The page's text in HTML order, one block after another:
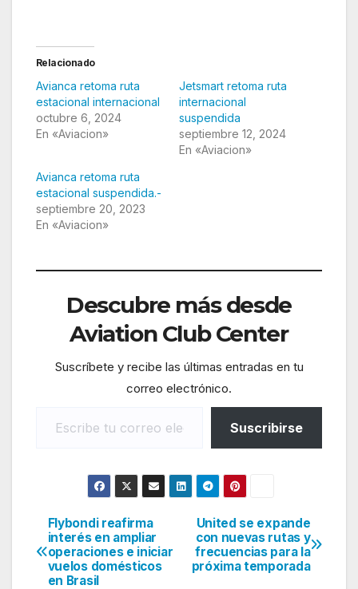
Relacionado
Avianca retoma ruta
estacional internacional
octubre 6, 2024
En «Aviacion»
Jetsmart retoma ruta
internacional
suspendida
septiembre 12, 2024
En «Aviacion»
Avianca retoma ruta
estacional suspendida.-
septiembre 20, 2023
En «Aviacion»
Descubre más desde
Aviation Club Center
Suscríbete y recibe las últimas entradas en tu
correo electrónico.
Suscribirse
Navegación
de
United se expande
con nuevas rutas y
frecuencias para la
próxima temporada
Flybondi reafirma
interés en ampliar
operaciones e iniciar
vuelos domésticos
en Brasil